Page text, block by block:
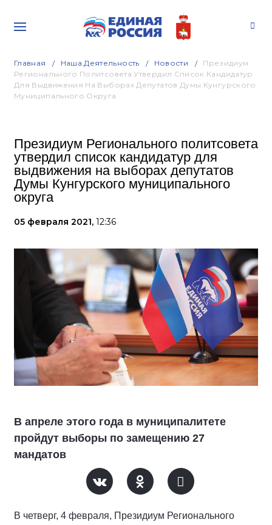
Главная Наша Деятельность Новости
Президиум
Регионального Политсовета Утвердил Список Кандидатур
Для Выдвижения На Выборах Депутатов Думы Кунгурского
Муниципального Округа
Президиум Регионального политсовета
утвердил список кандидатур для
выдвижения на выборах депутатов
Думы Кунгурского муниципального
округа
05 февраля 2021, 12:36
В апреле этого года в муниципалитете
пройдут выборы по замещению 27
мандатов
В четверг, 4 февраля, Президиум Регионального